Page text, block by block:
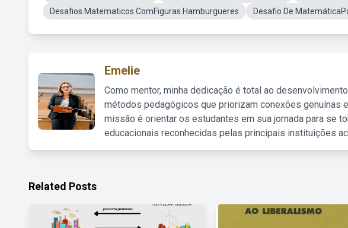
Desafios Matematicos ComFiguras Hamburgueres
Desafio De
Emelie
Como mentor, minha dedicação é total ao
métodos pedagógicos que priorizam conexões genuínas
missão é orientar os estudantes em sua jornada para se
educacionais reconhecidas pelas principais instituições
Related Posts